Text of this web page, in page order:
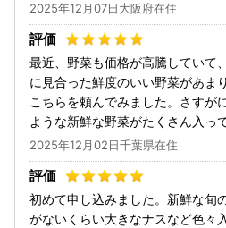
2025年12月07日大阪府在住
最近、野菜も価格が高騰していて
に見合った鮮度のいい野菜があま
こちらを頼んでみました。さすが
ような新鮮な野菜がたくさん入っ
2025年12月02日千葉県在住
初めて申し込みました。新鮮な旬
がないくらい大きなナスなど色々